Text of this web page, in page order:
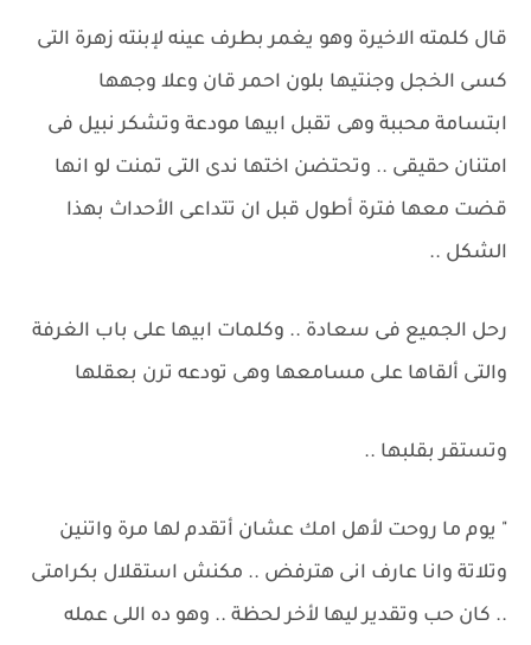
قال كلمته الاخيرة وهو يغمر بطرف عينه لإبنته زهرة التى
كسى الخجل وجنتيها بلون احمر قان وعلا وجهها
ابتسامة محببة وهى تقبل ابيها مودعة وتشكر نبيل فى
امتنان حقيقى .. وتحتضن اختها ندى التى تمنت لو انها
قضت معها فترة أطول قبل ان تتداعى الأحداث بهذا
الشكل ..
رحل الجميع فى سعادة .. وكلمات ابيها على باب الغرفة
والتى ألقاها على مسامعها وهى تودعه ترن بعقلها
وتستقر بقلبها ..
" يوم ما روحت لأهل امك عشان أتقدم لها مرة واتنين
وتلاتة وانا عارف انى هترفض .. مكنش استقلال بكرامتى
.. كان حب وتقدير ليها لأخر لحظة .. وهو ده اللى عمله